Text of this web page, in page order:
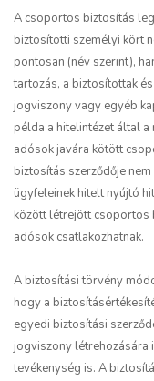
A csoportos biztosítás
biztosítotti személyi kört
pontosan (név szerint),
tartozás, a biztosítottak
jogviszony vagy egyéb
példa a hitelintézet által
adósok javára kötött
biztosítás szerződője
ügyfeleinek hitelt nyújtó
között létrejött csoportos
adósok csatlakozhatnak.
A biztosítási törvény
hogy a
egyedi biztosítási
jogviszony létrehozására
tevékenység is. A